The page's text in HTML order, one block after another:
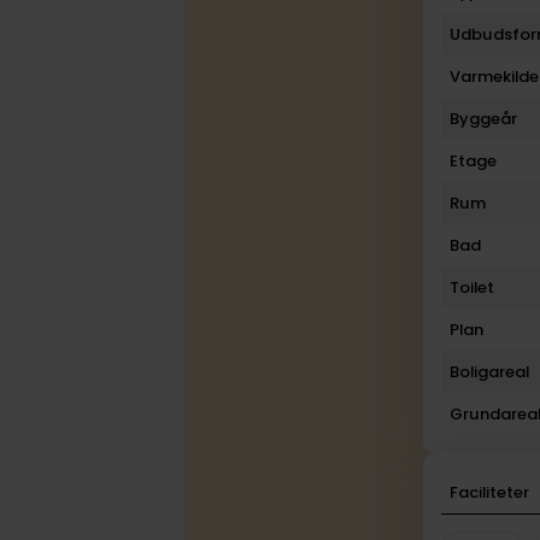
Varmekilde
Byggeår
Etage
Rum
Bad
Toilet
Plan
Boligareal
Faciliteter